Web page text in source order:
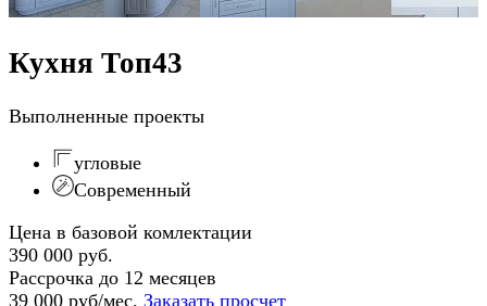
Кухня Топ43
Выполненные проекты
угловые
Современный
Цена в базовой комлектации
390 000 руб.
Рассрочка до 12 месяцев
39 000 руб/мес. Заказать просчет